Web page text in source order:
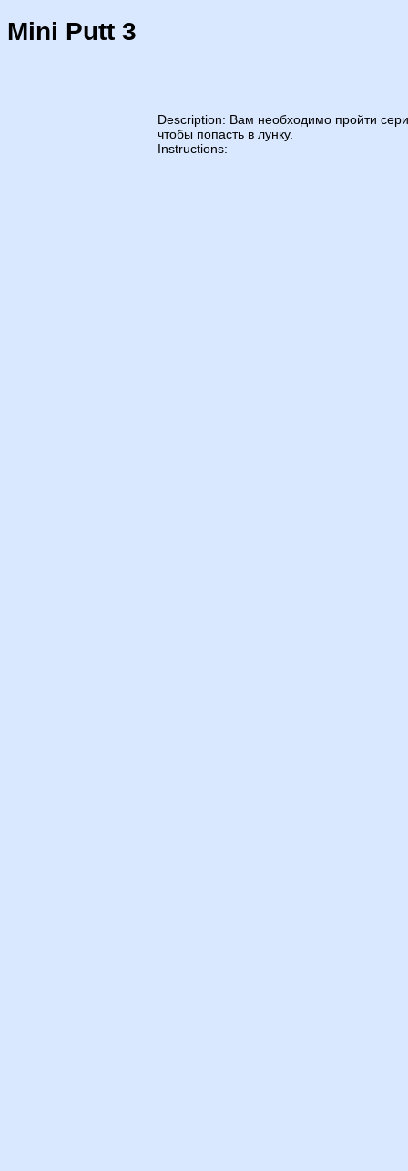
Mini Putt 3
Description: Вам необходимо пройти
чтобы попасть в лунку.
Instructions: